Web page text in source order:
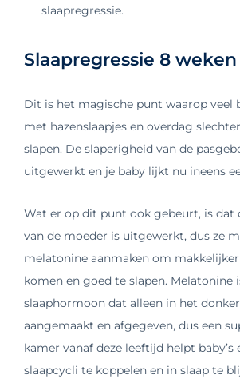
slaapregressie.
Slaapregressie 8 weken
Dit is het magische punt waarop veel
met hazenslaapjes en overdag
slapen. De slaperigheid van de
uitgewerkt en je baby lijkt nu ineens
Wat er op dit punt ook gebeurt, is dat
van de moeder is uitgewerkt, dus ze
melatonine aanmaken om
komen en goed te slapen. Melatonine
slaaphormoon dat alleen in het
aangemaakt en afgegeven, dus een
kamer vanaf deze leeftijd helpt baby’s
slaapcycli te koppelen en in slaap te